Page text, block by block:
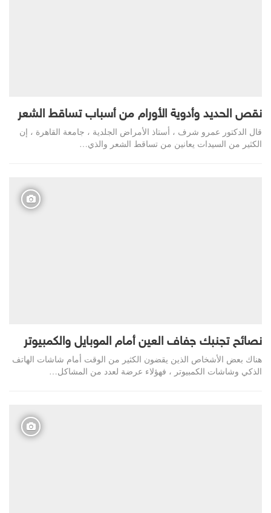
نقص الحديد وأدوية الأورام من أسباب تساقط الشعر
قال الدكتور عمرو شرف ، أستاذ الأمراض الجلدية ، جامعة القاهرة ، إن
الكثير من السيدات يعانين من تساقط الشعر والذي…
نصائح تجنبك جفاف العين أمام الموبايل والكمبيوتر
هناك بعض الأشخاص الذين يقضون الكثير من الوقت أمام شاشات الهاتف
الذكي وشاشات الكمبيوتر ، فهؤلاء عرضة لعدد من المشاكل…